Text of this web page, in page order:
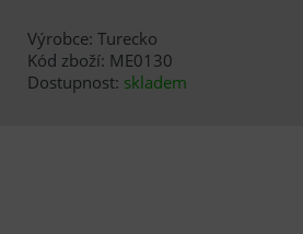
Výrobce: Turecko
Kód zboží: ME0130
Dostupnost: skladem